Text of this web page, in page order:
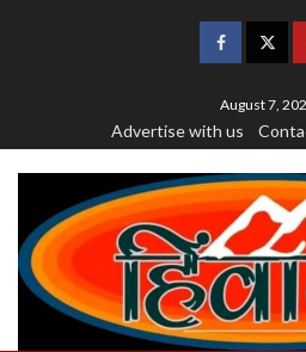
August 7,
Advertise with us